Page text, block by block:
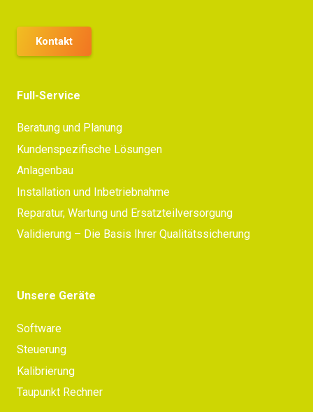
Kontakt
Full-Service
Beratung und Planung
Kundenspezifische Lösungen
Anlagenbau
Installation und Inbetriebnahme
Reparatur, Wartung und Ersatzteilversorgung
Validierung – Die Basis Ihrer Qualitätssicherung
Unsere Geräte
Software
Steuerung
Kalibrierung
Taupunkt Rechner